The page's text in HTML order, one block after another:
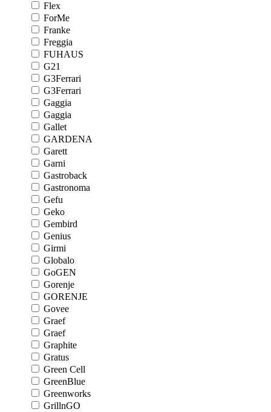
Flex
ForMe
Franke
Freggia
FUHAUS
G21
G3Ferrari
G3Ferrari
Gaggia
Gaggia
Gallet
GARDENA
Garett
Garni
Gastroback
Gastronoma
Gefu
Geko
Gembird
Genius
Girmi
Globalo
GoGEN
Gorenje
GORENJE
Govee
Graef
Graef
Graphite
Gratus
Green Cell
GreenBlue
Greenworks
GrillnGO